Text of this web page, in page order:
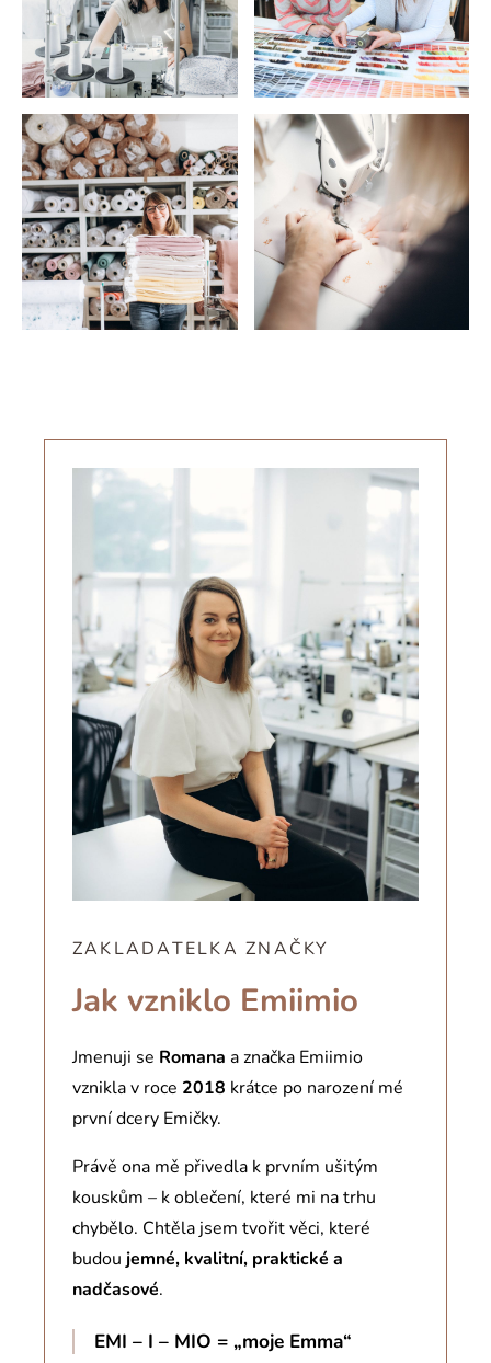
ZAKLADATELKA ZNAČKY
Jak vzniklo Emiimio
Jmenuji se Romana a značka Emiimio
vznikla v roce 2018 krátce po narození mé
první dcery Emičky.
Právě ona mě přivedla k prvním ušitým
kouskům – k oblečení, které mi na trhu
chybělo. Chtěla jsem tvořit věci, které
budou jemné, kvalitní, praktické a
nadčasové.
EMI – I – MIO = „moje Emma“